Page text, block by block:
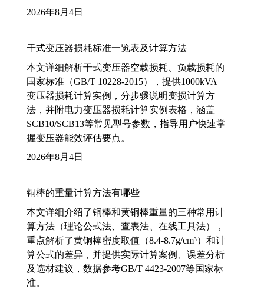
2026年8月4日
干式变压器损耗标准一览表及计算方法
本文详细解析干式变压器空载损耗、负载损耗的
国家标准（GB/T 10228-2015），提供1000kVA
变压器损耗计算实例，分步骤说明变损计算方
法，并附电力变压器损耗计算实例表格，涵盖
SCB10/SCB13等常见型号参数，指导用户快速掌
握变压器能效评估要点。
2026年8月4日
铜棒的重量计算方法有哪些
本文详细介绍了铜棒和黄铜棒重量的三种常用计
算方法（理论公式法、查表法、在线工具法），
重点解析了黄铜棒密度取值（8.4-8.7g/cm³）和计
算公式的差异，并提供实际计算案例、误差分析
及选材建议，数据参考GB/T 4423-2007等国家标
准。